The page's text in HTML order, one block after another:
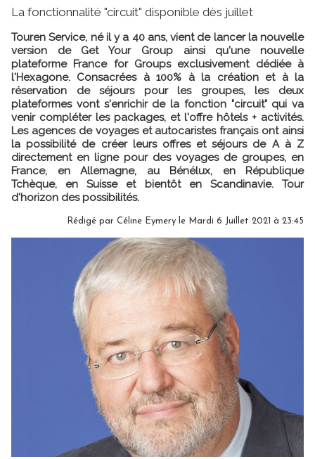
La fonctionnalité "circuit" disponible dès juillet
Touren Service, né il y a 40 ans, vient de lancer la nouvelle
version de Get Your Group ainsi qu'une nouvelle
plateforme France for Groups exclusivement dédiée à
l'Hexagone. Consacrées à 100% à la création et à la
réservation de séjours pour les groupes, les deux
plateformes vont s'enrichir de la fonction "circuit" qui va
venir compléter les packages, et l'offre hôtels + activités.
Les agences de voyages et autocaristes français ont ainsi
la possibilité de créer leurs offres et séjours de A à Z
directement en ligne pour des voyages de groupes, en
France, en Allemagne, au Bénélux, en République
Tchèque, en Suisse et bientôt en Scandinavie. Tour
d'horizon des possibilités.
Rédigé par Céline Eymery le Mardi 6 Juillet 2021 à 23:45